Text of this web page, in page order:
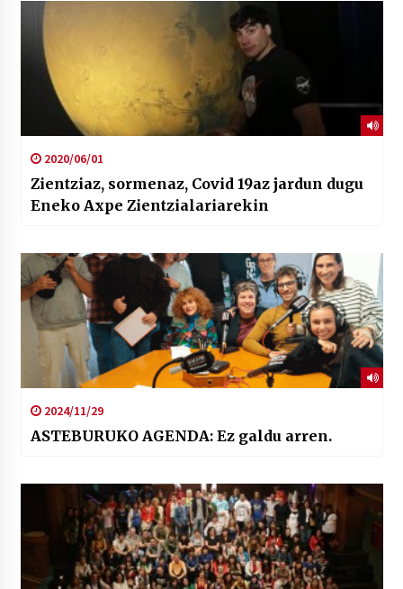
2020/06/01
Zientziaz, sormenaz, Covid 19az jardun dugu
Eneko Axpe Zientzialariarekin
2024/11/29
ASTEBURUKO AGENDA: Ez galdu arren.